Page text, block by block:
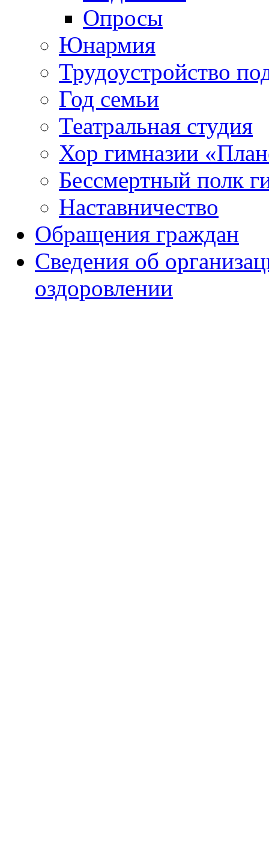
Опросы
Юнармия
Трудоустройство
Год семьи
Театральная студия
Хор гимназии
Бессмертный полк
Наставничество
Обращения граждан
Сведения об
оздоровлении